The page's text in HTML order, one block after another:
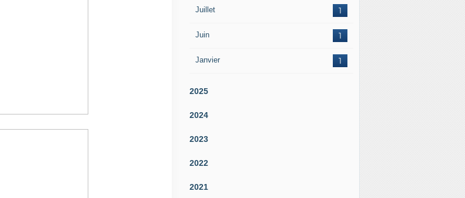
Juillet 1
Juin 1
Janvier 1
2025
2024
2023
2022
2021